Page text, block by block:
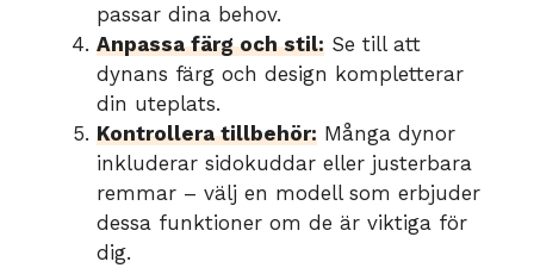
passar dina behov.
Anpassa färg och stil: Se till att
dynans färg och design kompletterar
din uteplats.
Kontrollera tillbehör: Många dynor
inkluderar sidokuddar eller justerbara
remmar – välj en modell som erbjuder
dessa funktioner om de är viktiga för
dig.